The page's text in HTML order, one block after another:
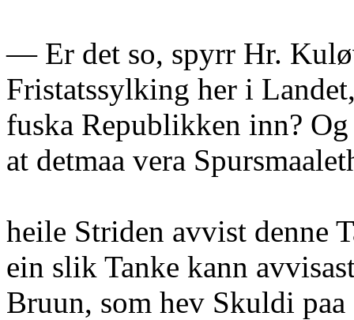
— Er det so, spyrr Hr.
Fristatssylking her i
fuska Republikken inn?
at detmaa vera
heile Striden avvist denne
ein slik Tanke kann
Bruun, som hev Skuldi